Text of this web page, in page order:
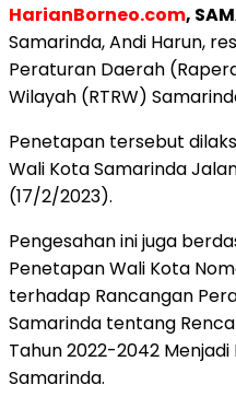
HarianBorneo.com,
Samarinda, Andi Harun,
Peraturan Daerah
Wilayah (RTRW)
Penetapan tersebut
Wali Kota Samarinda
(17/2/2023).
Pengesahan ini juga
Penetapan Wali Kota
terhadap Rancangan
Samarinda tentang
Tahun 2022-2042
Samarinda.